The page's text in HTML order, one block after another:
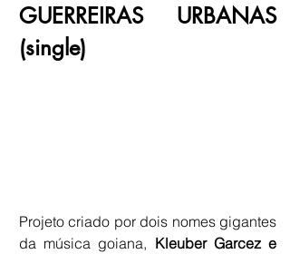
GUERREIRAS URBANAS
(single)
Projeto criado por dois nomes gigantes
da música goiana, Kleuber Garcez e